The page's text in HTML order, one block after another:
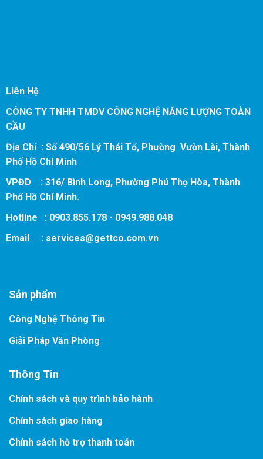
Liên Hệ
CÔNG TY TNHH TMDV CÔNG NGHỆ NĂNG LƯỢNG TOÀN
CẦU
Địa Chỉ : Số 490/56 Lý Thái Tổ, Phường Vườn Lài, Thành
Phố Hồ Chí Minh
VPĐD : 316/ Bình Long, Phường Phú Thọ Hòa, Thành
Phố Hồ Chí Minh.
Hotline : 0903.855.178 - 0949.988.048
Email : services@gettco.com.vn
Sản phẩm
Công Nghệ Thông Tin
Giải Pháp Văn Phòng
Thông Tin
Chính sách và quy trình bảo hành
Chính sách giao hàng
Chính sách hỗ trợ thanh toán